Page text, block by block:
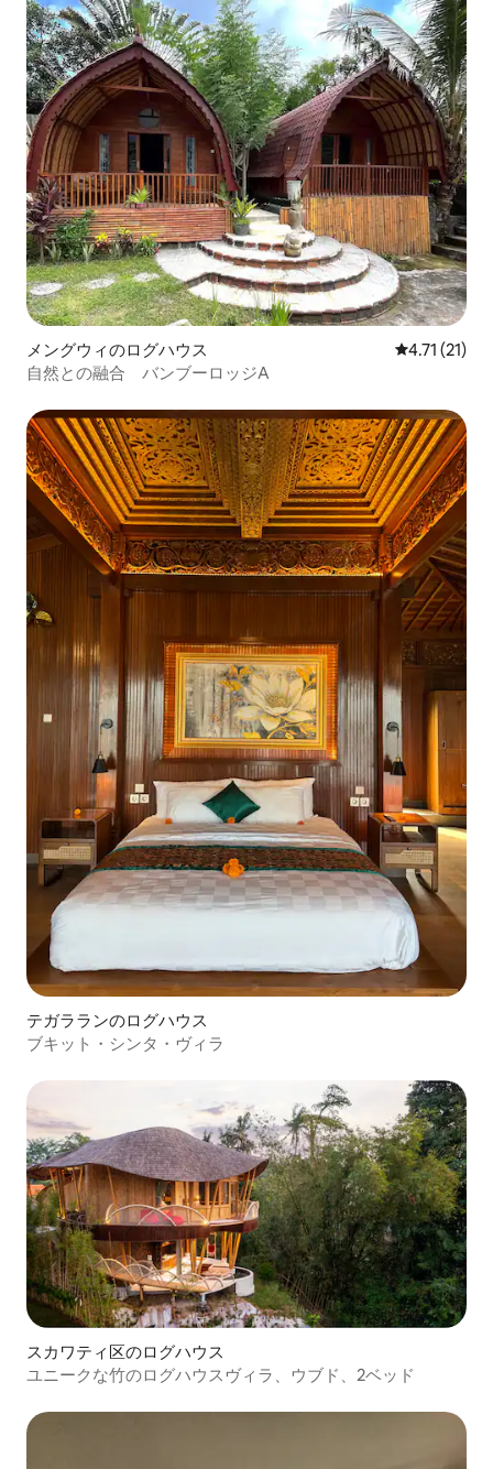
メングウィのログハウス レビュー21
4.71 (21)
自然との融合 バンブーロッジA
テガラランのログハウス
ブキット・シンタ・ヴィラ
スカワティ区のログハウス
ユニークな竹のログハウスヴィラ、ウブド、2ベッド